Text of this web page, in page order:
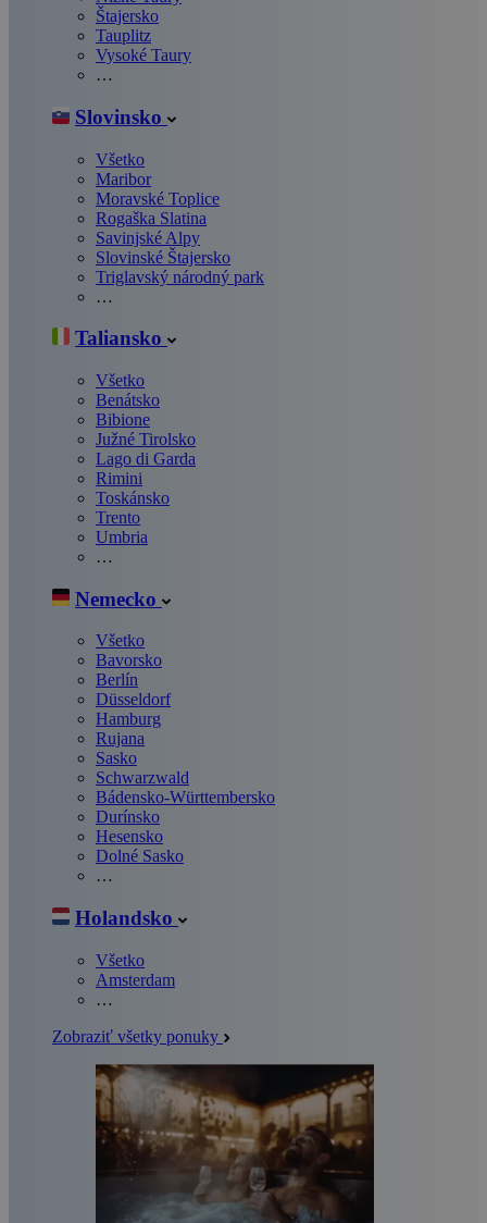
Štajersko
Tauplitz
Vysoké Taury
…
Slovinsko
Všetko
Maribor
Moravské Toplice
Rogaška Slatina
Savinjské Alpy
Slovinské Štajersko
Triglavský národný park
…
Taliansko
Všetko
Benátsko
Bibione
Južné Tirolsko
Lago di Garda
Rimini
Toskánsko
Trento
Umbria
…
Nemecko
Všetko
Bavorsko
Berlín
Düsseldorf
Hamburg
Rujana
Sasko
Schwarzwald
Bádensko-Württembersko
Durínsko
Hesensko
Dolné Sasko
…
Holandsko
Všetko
Amsterdam
…
Zobraziť všetky ponuky